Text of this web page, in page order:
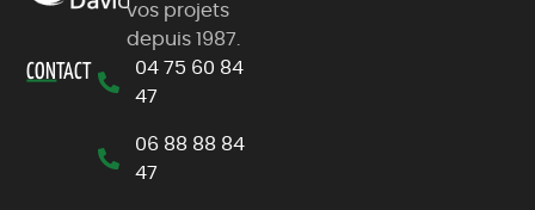
vos projets
depuis 1987.
CONTACT
04 75 60 84
47
06 88 88 84
47